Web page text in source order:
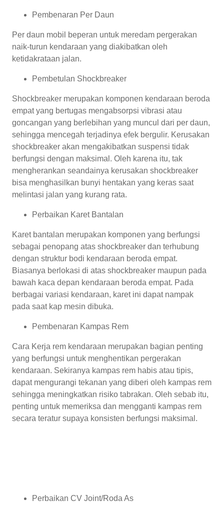
Pembenaran Per Daun
Per daun mobil beperan untuk meredam pergerakan
naik-turun kendaraan yang diakibatkan oleh
ketidakrataan jalan.
Pembetulan Shockbreaker
Shockbreaker merupakan komponen kendaraan beroda
empat yang bertugas mengabsorpsi vibrasi atau
goncangan yang berlebihan yang muncul dari per daun,
sehingga mencegah terjadinya efek bergulir. Kerusakan
shockbreaker akan mengakibatkan suspensi tidak
berfungsi dengan maksimal. Oleh karena itu, tak
mengherankan seandainya kerusakan shockbreaker
bisa menghasilkan bunyi hentakan yang keras saat
melintasi jalan yang kurang rata.
Perbaikan Karet Bantalan
Karet bantalan merupakan komponen yang berfungsi
sebagai penopang atas shockbreaker dan terhubung
dengan struktur bodi kendaraan beroda empat.
Biasanya berlokasi di atas shockbreaker maupun pada
bawah kaca depan kendaraan beroda empat. Pada
berbagai variasi kendaraan, karet ini dapat nampak
pada saat kap mesin dibuka.
Pembenaran Kampas Rem
Cara Kerja rem kendaraan merupakan bagian penting
yang berfungsi untuk menghentikan pergerakan
kendaraan. Sekiranya kampas rem habis atau tipis,
dapat mengurangi tekanan yang diberi oleh kampas rem
sehingga meningkatkan risiko tabrakan. Oleh sebab itu,
penting untuk memeriksa dan mengganti kampas rem
secara teratur supaya konsisten berfungsi maksimal.
Perbaikan CV Joint/Roda As